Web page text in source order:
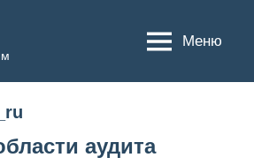
Меню
аудита